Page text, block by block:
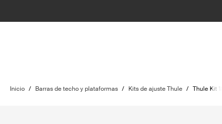
Inicio / Barras de techo y plataformas / Kits de ajuste Thule / Thule Kit